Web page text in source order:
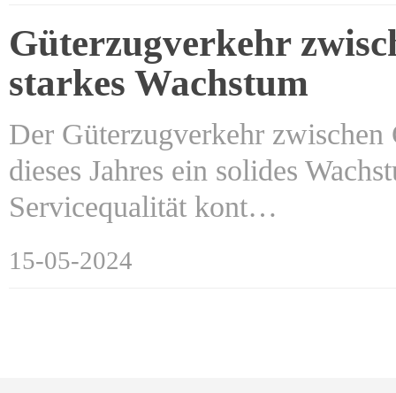
Güterzugverkehr
starkes Wachstum
Der Güterzugverkehr
dieses Jahres ein solides
Servicequalität kont…
15-05-2024